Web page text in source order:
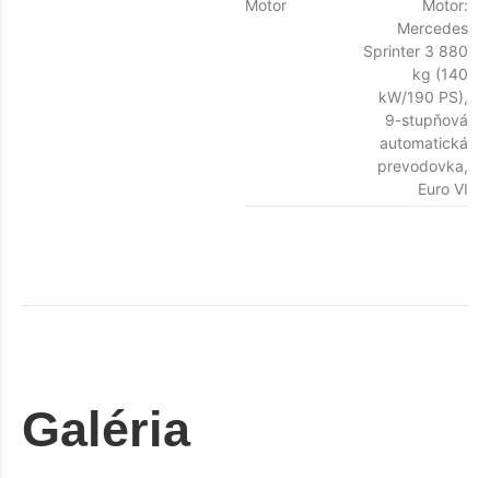
Motor
Motor:
Mercedes
Sprinter 3 880
kg (140
kW/190 PS),
9-stupňová
automatická
prevodovka,
Euro VI
Galéria